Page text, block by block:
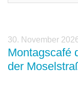
30. November
Montagscafé
der